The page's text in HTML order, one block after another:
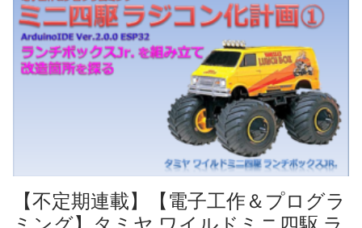
【不定期連載】【電子工作＆プログラ